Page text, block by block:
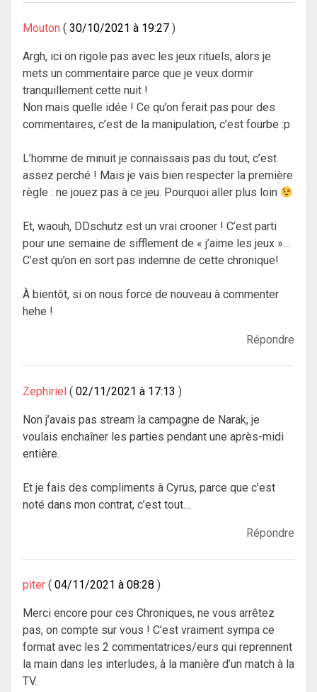
Mouton 30/10/2021 à 19:27
Argh, ici on rigole pas avec les jeux rituels, alors je
mets un commentaire parce que je veux dormir
tranquillement cette nuit !
Non mais quelle idée ! Ce qu’on ferait pas pour des
commentaires, c’est de la manipulation, c’est fourbe :p
L’homme de minuit je connaissais pas du tout, c’est
assez perché ! Mais je vais bien respecter la première
règle : ne jouez pas à ce jeu. Pourquoi aller plus loin
Et, waouh, DDschutz est un vrai crooner ! C’est parti
pour une semaine de sifflement de « j’aime les jeux »…
C’est qu’on en sort pas indemne de cette chronique!
À bientôt, si on nous force de nouveau à commenter
hehe !
Répondre
Zephiriel 02/11/2021 à 17:13
Non j’avais pas stream la campagne de Narak, je
voulais enchaîner les parties pendant une après-midi
entière.
Et je fais des compliments à Cyrus, parce que c’est
noté dans mon contrat, c’est tout…
Répondre
piter 04/11/2021 à 08:28
Merci encore pour ces Chroniques, ne vous arrêtez
pas, on compte sur vous ! C’est vraiment sympa ce
format avec les 2 commentatrices/eurs qui reprennent
la main dans les interludes, à la manière d’un match à la
TV.